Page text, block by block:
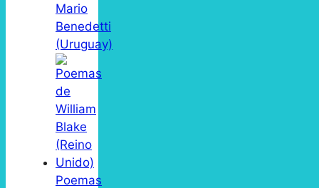
Mario
Benedetti
(Uruguay)
Poemas